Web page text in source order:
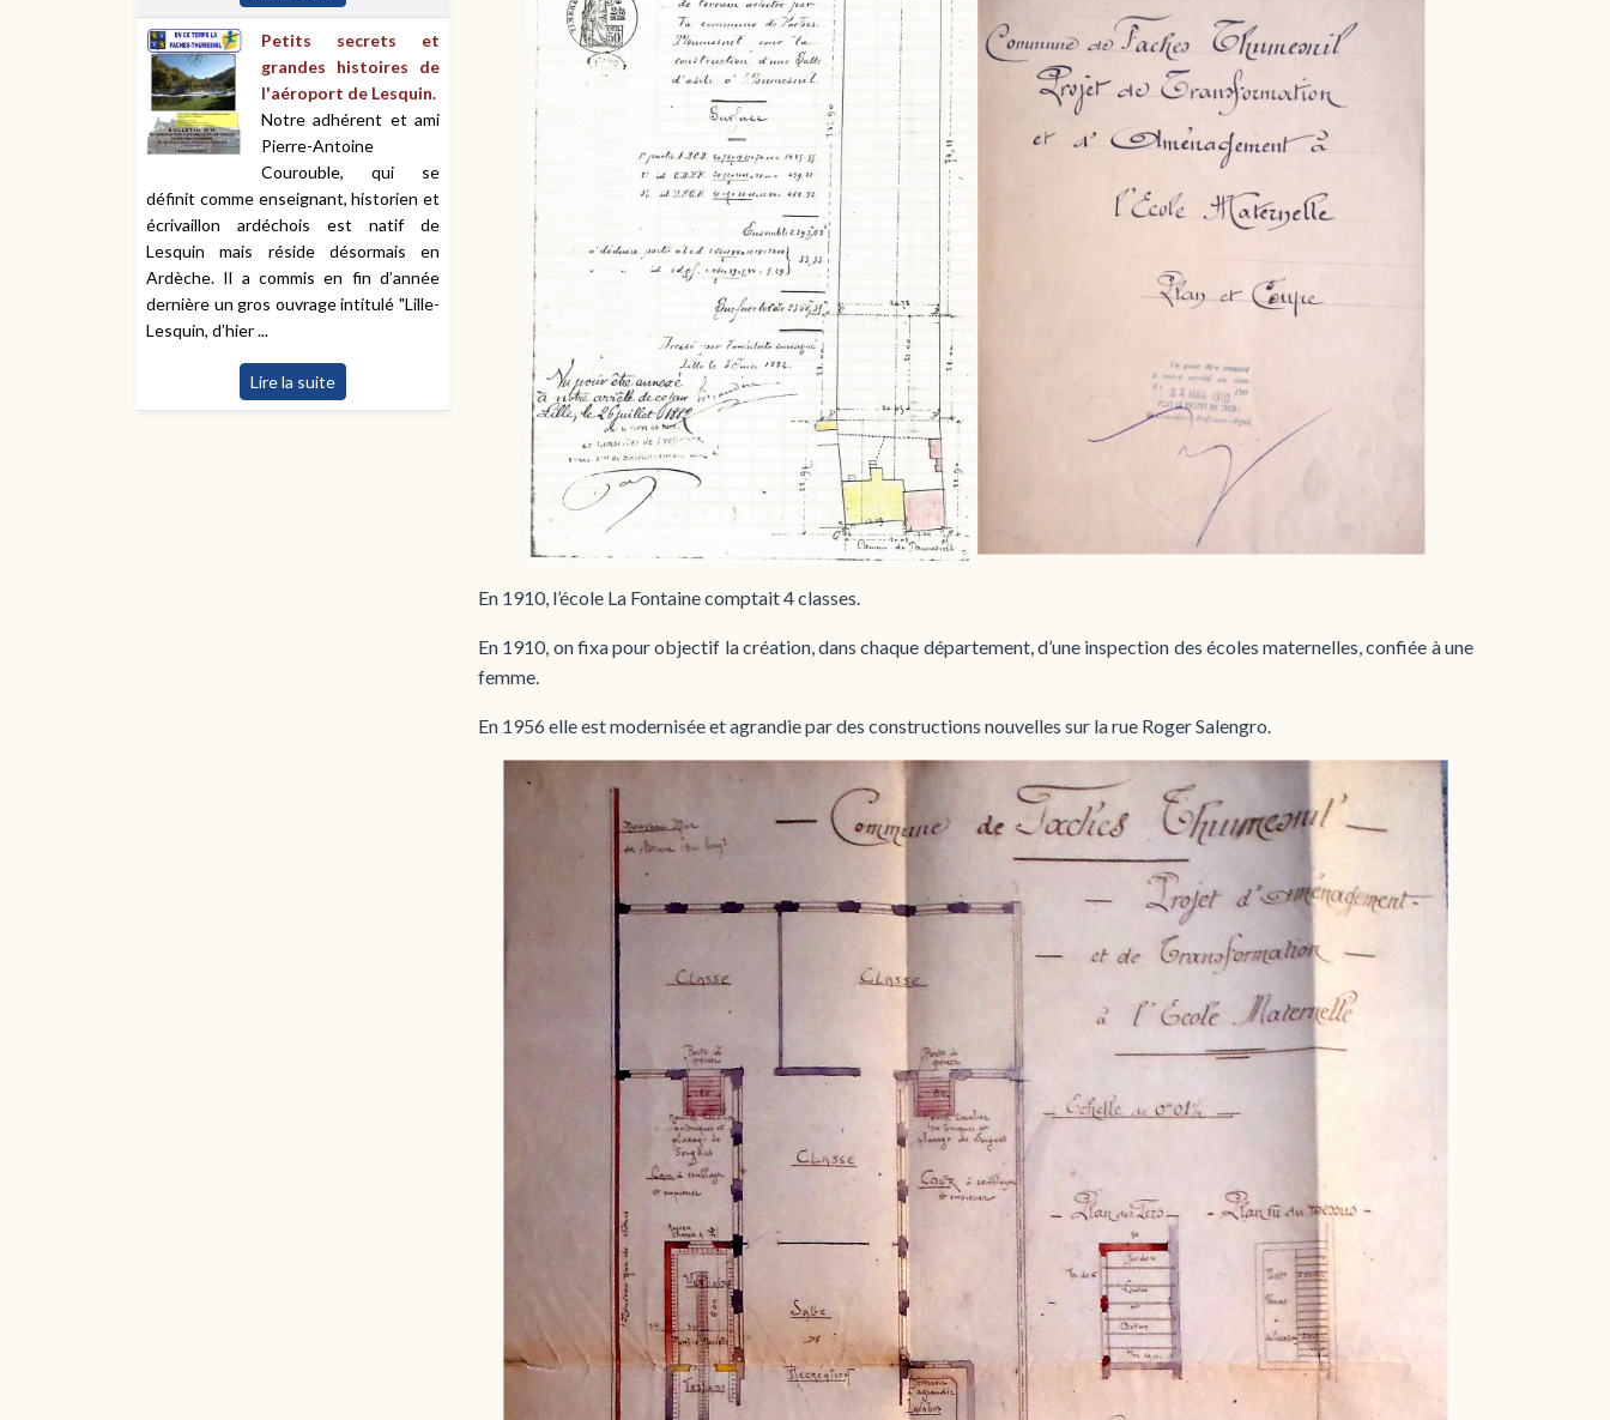
Petits secrets et
grandes histoires de
l'aéroport de Lesquin.
Notre adhérent et ami
Pierre-Antoine
Courouble, qui se
définit comme enseignant, historien et
écrivaillon ardéchois est natif de
Lesquin mais réside désormais en
Ardèche. Il a commis en fin d’année
dernière un gros ouvrage intitulé "Lille-
Lesquin, d’hier ...
Lire la suite
En 1910, l’école La Fontaine comptait 4 classes.
En 1910, on fixa pour objectif la création, dans chaque département, d’une inspection des écoles maternelles, confiée à une
femme.
En 1956 elle est modernisée et agrandie par des constructions nouvelles sur la rue Roger Salengro.